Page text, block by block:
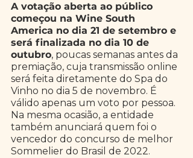
A votação aberta ao público
começou na Wine South
America no dia 21 de setembro e
será finalizada no dia 10 de
outubro, poucas semanas antes da
premiação, cuja transmissão online
será feita diretamente do Spa do
Vinho no dia 5 de novembro. É
válido apenas um voto por pessoa.
Na mesma ocasião, a entidade
também anunciará quem foi o
vencedor do concurso de melhor
Sommelier do Brasil de 2022.